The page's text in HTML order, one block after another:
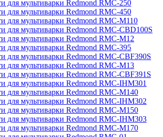
для мультиварки Redmond RMC-250
для мультиварки Redmond RMC-450
для мультиварки Redmond RMC-M110
для мультиварки Redmond RMC-CBD100S
для мультиварки Redmond RMC-M12
для мультиварки Redmond RMC-395
для мультиварки Redmond RMC-CBF390S
для мультиварки Redmond RMC-M13
для мультиварки Redmond RMC-CBF391S
для мультиварки Redmond RMC-IHM301
для мультиварки Redmond RMC-M140
для мультиварки Redmond RMC-IHM302
для мультиварки Redmond RMC-M150
для мультиварки Redmond RMC-IHM303
для мультиварки Redmond RMC-M170